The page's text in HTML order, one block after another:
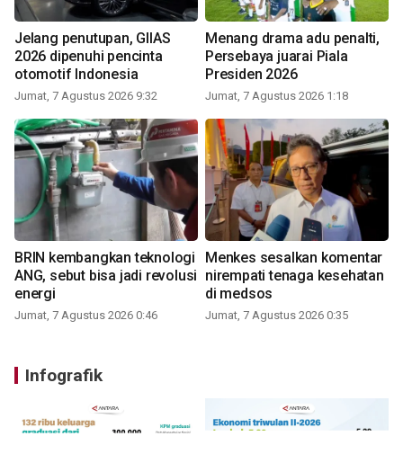
Jelang penutupan, GIIAS
2026 dipenuhi pencinta
otomotif Indonesia
Jumat, 7 Agustus 2026 9:32
Menang drama adu penalti,
Persebaya juarai Piala
Presiden 2026
Jumat, 7 Agustus 2026 1:18
BRIN kembangkan teknologi
ANG, sebut bisa jadi revolusi
energi
Jumat, 7 Agustus 2026 0:46
Menkes sesalkan komentar
nirempati tenaga kesehatan
di medsos
Jumat, 7 Agustus 2026 0:35
Infografik